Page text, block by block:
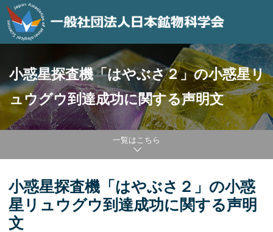
小惑星探査機「はやぶさ２」の小惑星リ
ュウグウ到達成功に関する声明文
一覧はこちら
小惑星探査機「はやぶさ２」の小惑
星リュウグウ到達成功に関する声明
文